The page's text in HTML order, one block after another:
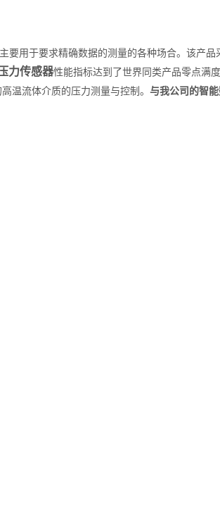
要用于要求精确数据的测量的各种场合。该产品
力传感器性能指标达到了世界同类产品零点满
温流体介质的压力测量与控制。 与我公司的智